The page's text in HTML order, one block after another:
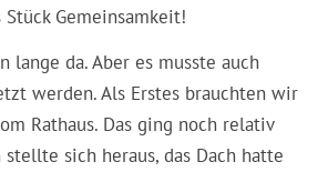
Gemeinsamkeit!
lange da. Aber es musste auch
werden. Als Erstes brauchten wir
Rathaus. Das ging noch relativ
stellte sich heraus, das Dach hatte